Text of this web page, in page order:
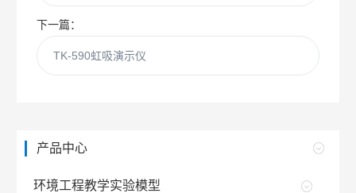
下一篇：
TK-590虹吸演示仪
产品中心
环境工程教学实验模型